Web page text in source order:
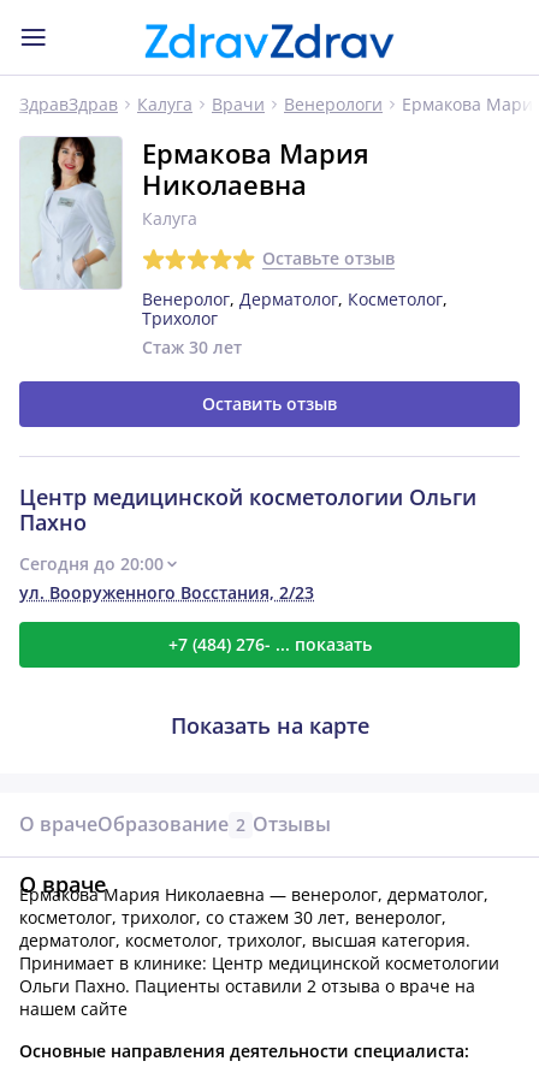
ЗдравЗдрав Калуга Врачи Венерологи Ермакова
Ермакова Мария
Николаевна
Калуга
Оставьте отзыв
Венеролог, Дерматолог, Косметолог,
Трихолог
Стаж 30 лет
Оставить отзыв
Центр медицинской косметологии Ольги
Пахно
Сегодня до 20:00
ул. Вооруженного Восстания, 2/23
+7 (484) 276- ... показать
Показать на карте
О врачеОбразование 2 Отзывы
О враче
Ермакова Мария Николаевна — венеролог, дерматолог,
косметолог, трихолог, со стажем 30 лет, венеролог,
дерматолог, косметолог, трихолог, высшая категория.
Принимает в клинике: Центр медицинской косметологии
Ольги Пахно. Пациенты оставили 2 отзыва о враче на
нашем сайте
Основные направления деятельности специалиста: